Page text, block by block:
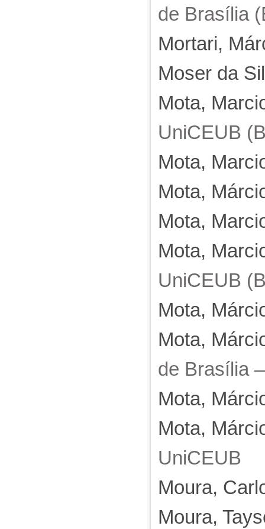
de Brasília
Mortari,
Moser da
Mota,
UniCEUB
Mota,
Mota,
Mota,
Mota,
UniCEUB
Mota,
Mota,
de Brasília
Mota,
Mota,
UniCEUB
Moura,
Moura,